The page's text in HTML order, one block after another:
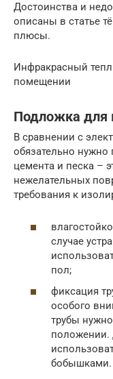
Достоинства и
описаны в статье
плюсы.
Инфракрасный
помещении
Подложка для
В сравнении с
обязательно
цемента и песка –
нежелательных
требования к
случае
пол;
фиксация
особого
трубы
положении.
бобышками.